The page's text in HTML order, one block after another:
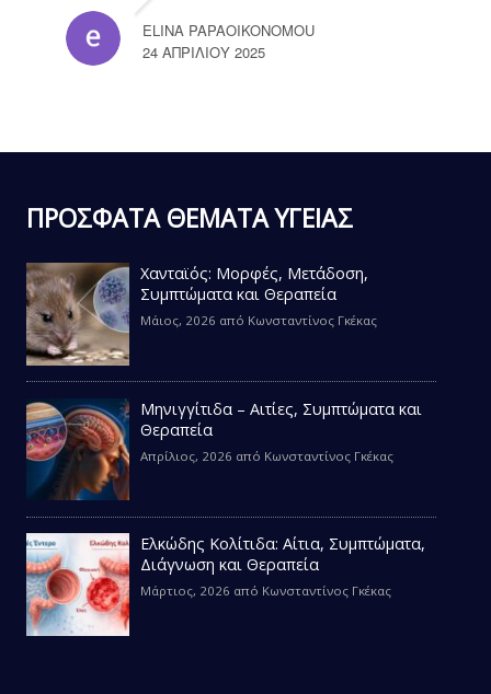
ELINA PAPAOIKONOMOU
24 ΑΠΡΙΛΊΟΥ 2025
ΠΡΟΣΦΑΤΑ ΘΕΜΑΤΑ ΥΓΕΙΑΣ
Χανταϊός: Μορφές, Μετάδοση,
Συμπτώματα και Θεραπεία
Μάιος, 2026 από Κωνσταντίνος Γκέκας
Μηνιγγίτιδα – Αιτίες, Συμπτώματα και
Θεραπεία
Απρίλιος, 2026 από Κωνσταντίνος Γκέκας
Ελκώδης Κολίτιδα: Αίτια, Συμπτώματα,
Διάγνωση και Θεραπεία
Μάρτιος, 2026 από Κωνσταντίνος Γκέκας